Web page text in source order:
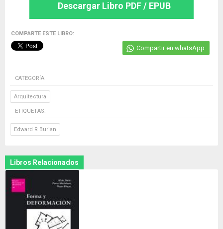
Descargar Libro PDF / EPUB
COMPARTE ESTE LIBRO:
Compartir en whatsApp
CATEGORÍA
Arquitectura
ETIQUETAS:
Edward R Burian
Libros Relacionados